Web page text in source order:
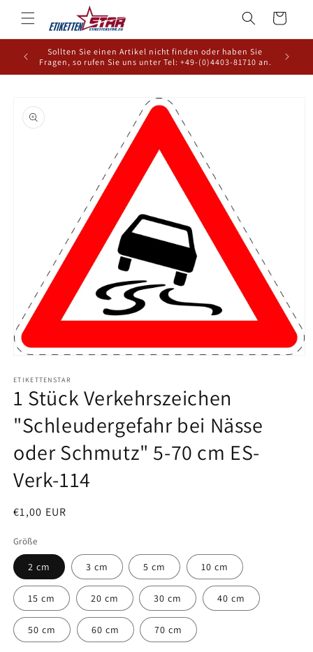
zum
Inhalt
Warenkorb
Sollten Sie einen Artikel nicht finden oder haben Sie
Fragen, so rufen Sie uns unter Tel: +49-(0)4403-81710 an.
in
Modal
öffnen
ETIKETTENSTAR
1 Stück Verkehrszeichen
"Schleudergefahr bei Nässe
oder Schmutz" 5-70 cm ES-
Verk-114
SKU:
Normaler
€1,00 EUR
Größe
2 cm 3 cm 5 cm 10 cm
15 cm 20 cm 30 cm 40 cm
50 cm 60 cm 70 cm